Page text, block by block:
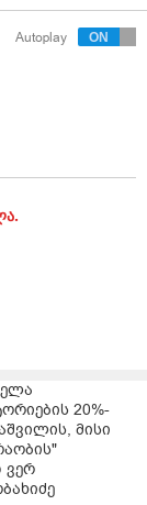
Autoplay
20%-
მისი
ვერ